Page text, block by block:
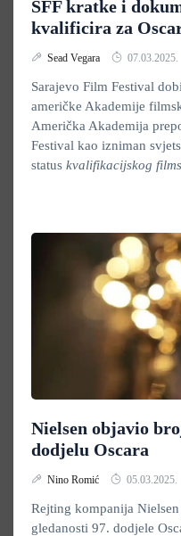
SFF kratke i
kvalificira za
Sead Vegara 07.03.2025.
Sarajevo Film Festival
američke Akademije
Američka Akademija
Festival kao izniman
status kvalifikacijskog
Nielsen objavio
dodjelu Oscara
Nino Romić 05.03.2025.
Rejting kompanija
gledanosti 97. dodjele